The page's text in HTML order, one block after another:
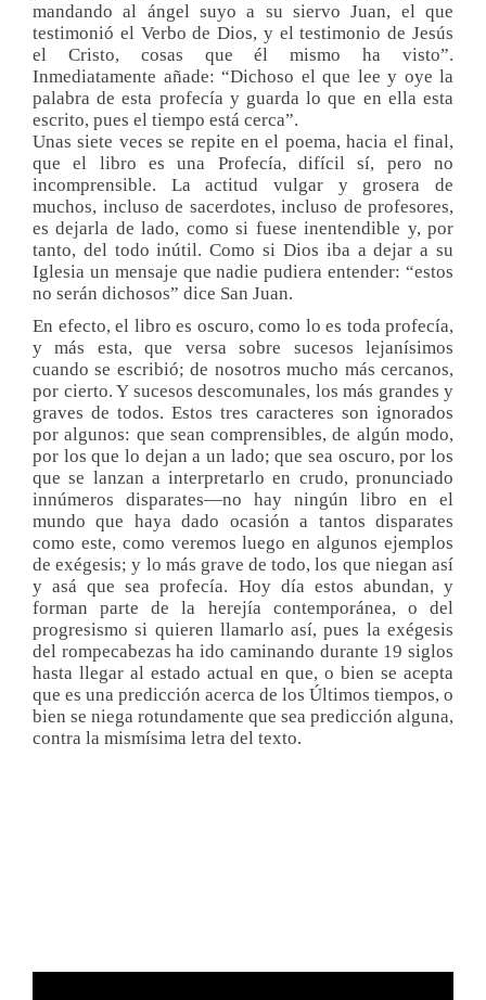
mandando al ángel suyo a su siervo Juan, el que
testimonió el Verbo de Dios, y el testimonio de Jesús
el Cristo, cosas que él mismo ha visto”.
Inmediatamente añade: “Dichoso el que lee y oye la
palabra de esta profecía y guarda lo que en ella esta
escrito, pues el tiempo está cerca”.
Unas siete veces se repite en el poema, hacia el final,
que el libro es una Profecía, difícil sí, pero no
incomprensible. La actitud vulgar y grosera de
muchos, incluso de sacerdotes, incluso de profesores,
es dejarla de lado, como si fuese inentendible y, por
tanto, del todo inútil. Como si Dios iba a dejar a su
Iglesia un mensaje que nadie pudiera entender: “estos
no serán dichosos” dice San Juan.
En efecto, el libro es oscuro, como lo es toda profecía,
y más esta, que versa sobre sucesos lejanísimos
cuando se escribió; de nosotros mucho más cercanos,
por cierto. Y sucesos descomunales, los más grandes y
graves de todos. Estos tres caracteres son ignorados
por algunos: que sean comprensibles, de algún modo,
por los que lo dejan a un lado; que sea oscuro, por los
que se lanzan a interpretarlo en crudo, pronunciado
innúmeros disparates—no hay ningún libro en el
mundo que haya dado ocasión a tantos disparates
como este, como veremos luego en algunos ejemplos
de exégesis; y lo más grave de todo, los que niegan así
y asá que sea profecía. Hoy día estos abundan, y
forman parte de la herejía contemporánea, o del
progresismo si quieren llamarlo así, pues la exégesis
del rompecabezas ha ido caminando durante 19 siglos
hasta llegar al estado actual en que, o bien se acepta
que es una predicción acerca de los Últimos tiempos, o
bien se niega rotundamente que sea predicción alguna,
contra la mismísima letra del texto.